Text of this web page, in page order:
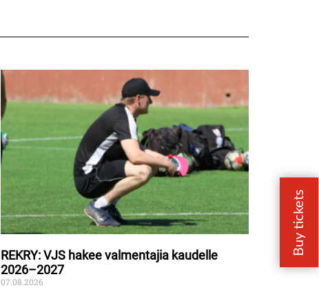
REKRY: VJS hakee valmentajia kaudelle
2026–2027
07.08.2026